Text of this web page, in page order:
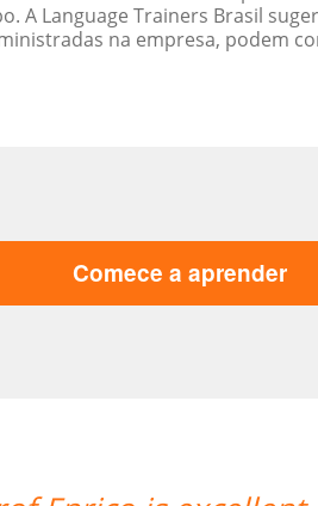
A Language Trainers Brasil
na empresa, podem
Comece a aprender